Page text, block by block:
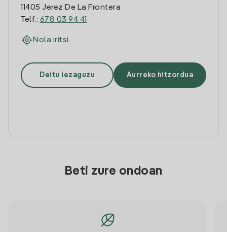
11405 Jerez De La Frontera
Telf.: 678 03 94 41
Nola iritsi
Deitu iezaguzu Aurreko hitzordua
Beti zure ondoan